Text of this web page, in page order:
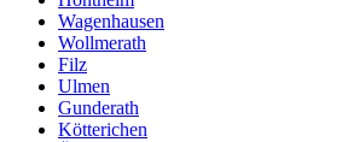
Wagenhausen
Wollmerath
Filz
Ulmen
Gunderath
Kötterichen